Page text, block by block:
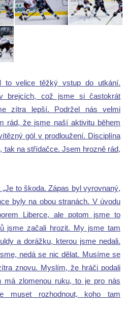
to velice těžký vstup do utkání.
brejcích, což jsme si častokrát
zítra lepší. Podržel nás velmi
rád, že jsme naší aktivitu během
gól v prodloužení. Disciplína
tak na střídačce. Jsem hrozně rád,
to škoda. Zápas byl vyrovnaný,
byly na obou stranách. V úvodu
Liberce, ale potom jsme to
jsme začali hrozit. My jsme tam
a dorážku, kterou jsme nedali.
nedá se nic dělat. Musíme se
znovu. Myslím, že hráči podali
má zlomenou ruku, to je pro nás
muset rozhodnout, koho tam